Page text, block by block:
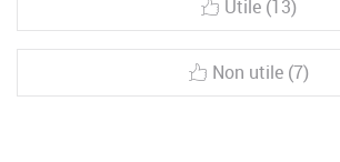
Utile (13)
Non utile (7)